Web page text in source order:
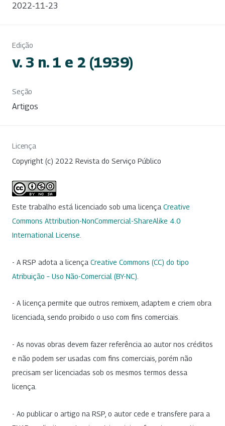
2022-11-23
Edição
v. 3 n. 1 e 2 (1939)
Seção
Artigos
Licença
Copyright (c) 2022 Revista do Serviço Público
Este trabalho está licenciado sob uma licença Creative
Commons Attribution-NonCommercial-ShareAlike 4.0
International License
- A RSP adota a licença Creative Commons (CC) do tipo
Atribuição – Uso Não-Comercial (BY-NC)
- A licença permite que outros remixem, adaptem e criem obra
licenciada, sendo proibido o uso com fins comerciais.
- As novas obras devem fazer referência ao autor nos créditos
e não podem ser usadas com fins comerciais, porém não
precisam ser licenciadas sob os mesmos termos dessa
licença.
- Ao publicar o artigo na RSP, o autor cede e transfere para a